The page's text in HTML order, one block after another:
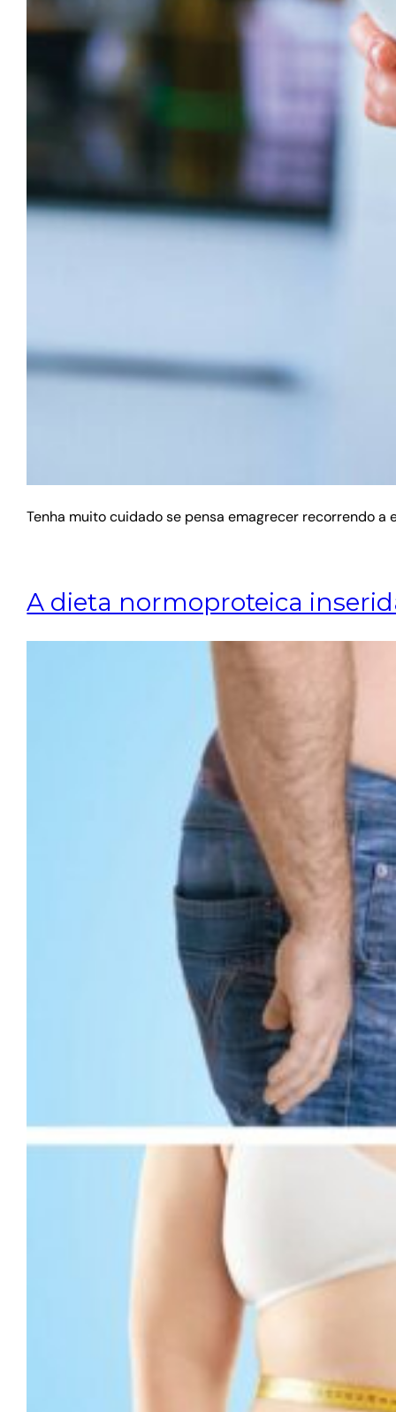
Tenha muito cuidado se pensa emagrecer recorrendo a
A dieta normoproteica